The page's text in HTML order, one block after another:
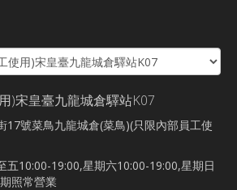
)宋皇臺九龍城倉驛站K07
17號菜鳥九龍城倉(菜鳥)(只限內部員工使
五10:00-19:00,星期六10:00-19:00,星期日
照常營業